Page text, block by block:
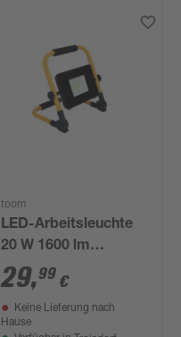
toom
LED-Arbeitsleuchte
20 W 1600 lm
kaltweiß IP 65
29,99 €
Keine Lieferung nach
Hause